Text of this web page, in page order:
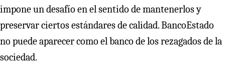
impone un desafío en el sentido de mantenerlos y
preservar ciertos estándares de calidad. BancoEstado
no puede aparecer como el banco de los rezagados de la
sociedad.